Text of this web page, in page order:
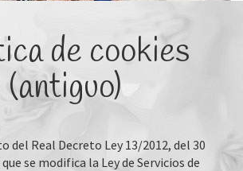
de cookies
(antiguo)
del Real Decreto Ley 13/2012, del 30
se modifica la Ley de Servicios de